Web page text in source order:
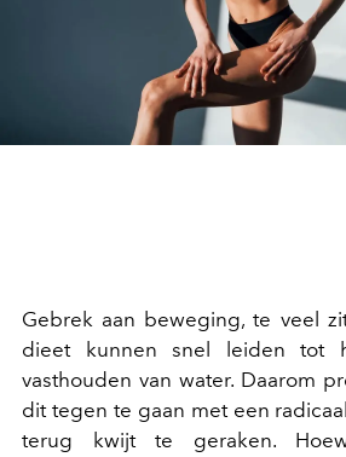
Gebrek aan beweging, te veel
dieet kunnen snel leiden tot
vasthouden van water. Daarom
dit tegen te gaan met een
terug kwijt te geraken.